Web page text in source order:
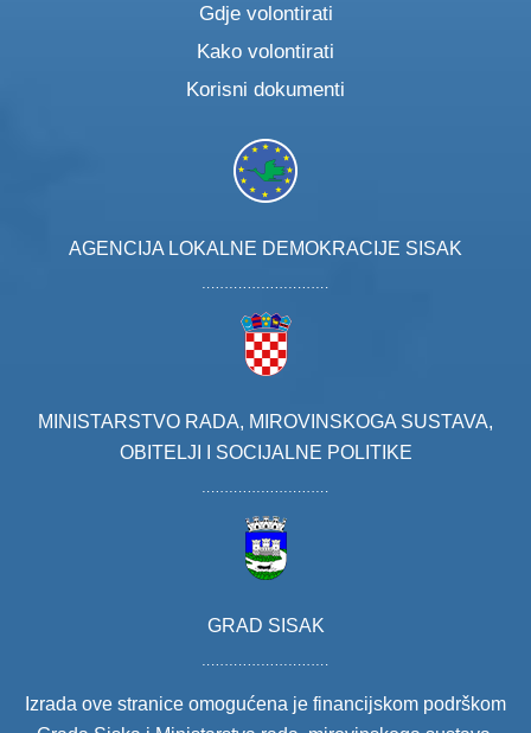
Gdje volontirati
Kako volontirati
Korisni dokumenti
AGENCIJA LOKALNE DEMOKRACIJE SISAK
MINISTARSTVO RADA, MIROVINSKOGA SUSTAVA,
OBITELJI I SOCIJALNE POLITIKE
GRAD SISAK
Izrada ove stranice omogućena je financijskom podrškom